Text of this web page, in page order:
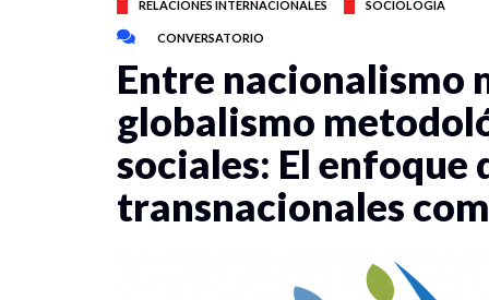
Directorio
Publicaciones
Boletín
RELACIONES INTERNACIONALES
SOCIOLOGÍA
CONVERSATORIO
Entre nacionalismo
globalismo
sociales: El enfoque
transnacionales